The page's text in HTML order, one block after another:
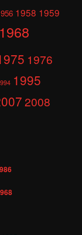
1958 1959
1968
1976
1995
2008